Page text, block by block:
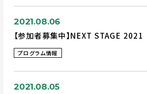
2021.08.06
【参加者募集中】NEXT STAGE 2021
プログラム情報
2021.08.05